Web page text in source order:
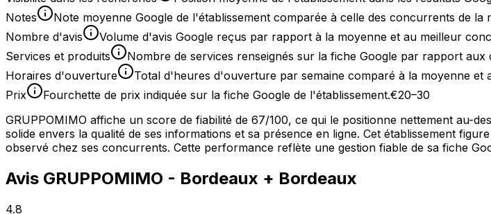
Notes
Note moyenne Google de l'établissement comparée à celle des concurrents de la
Nombre d'avis
Volume d'avis Google reçus par rapport à la moyenne et au meilleur
Services et produits
Nombre de services renseignés sur la fiche Google par rapport
Horaires d'ouverture
Total d'heures d'ouverture par semaine comparé à la moyenne et
Prix
Fourchette de prix indiquée sur la fiche Google de l'établissement.€20–30
GRUPPOMIMO affiche un score de fiabilité de 67/100, ce qui le positionne nettement au-
solide envers la qualité de ses informations et sa présence en ligne. Cet établissement
observé chez ses concurrents. Cette performance reflète une gestion fiable de sa fiche
Avis GRUPPOMIMO - Bordeaux + Bordeaux
4.8